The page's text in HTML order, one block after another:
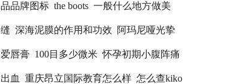
品品牌图标 the boots 一般什么地方做美
缝 深海泥膜的作用和功效 阿玛尼哑光挚
爱唇膏 100目多少微米 怀孕初期小腹阵痛
出血 重庆昂立国际教育怎么样 怎么查kiko